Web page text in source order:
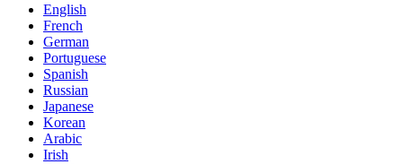
English
French
German
Portuguese
Spanish
Russian
Japanese
Korean
Arabic
Irish